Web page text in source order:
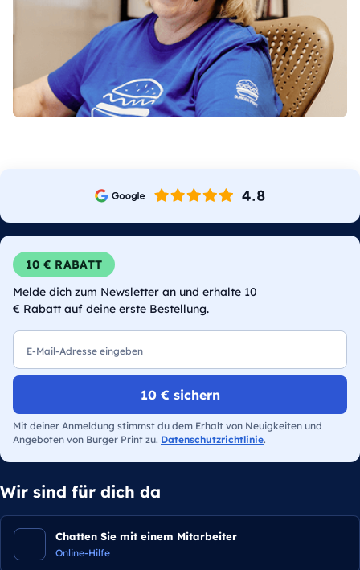
10 € RABATT
Melde dich zum Newsletter an und erhalte 10
€ Rabatt auf deine erste Bestellung.
10 € sichern
Mit deiner Anmeldung stimmst du dem Erhalt von Neuigkeiten und
Angeboten von Burger Print zu. Datenschutzrichtlinie.
Wir sind für dich da
Chatten Sie mit einem Mitarbeiter
Online-Hilfe